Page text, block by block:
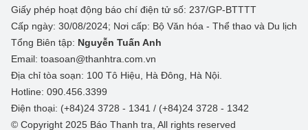
Giấy phép hoạt động báo chí điện tử số: 237/GP-BTTTT
Cấp ngày: 30/08/2024; Nơi cấp: Bộ Văn hóa - Thể thao và Du lịch
Tổng Biên tập: Nguyễn Tuấn Anh
Email: toasoan@thanhtra.com.vn
Địa chỉ tòa soạn: 100 Tô Hiệu, Hà Đông, Hà Nội.
Hotline: 090.456.3399
Điện thoại: (+84)24 3728 - 1341 / (+84)24 3728 - 1342
© Copyright 2025 Báo Thanh tra, All rights reserved